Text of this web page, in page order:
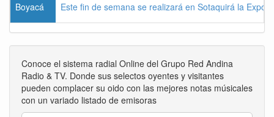
Boyacá Este fin de semana se realizará en Sotaquirá la
Conoce el sistema radial Online del Grupo Red Andina
Radio & TV. Donde sus selectos oyentes y visitantes
pueden complacer su oido con las mejores notas músicales
con un variado listado de emisoras